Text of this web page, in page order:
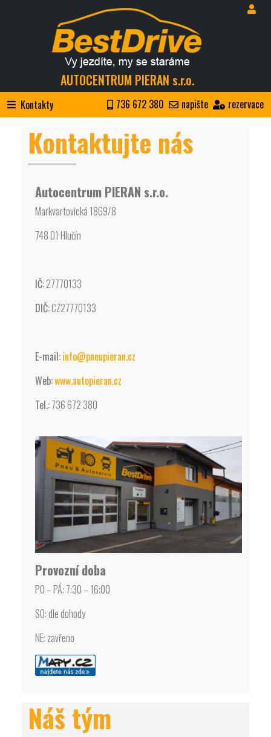
AUTOCENTRUM PIERAN s.r.o.
736 672 380 napište rezervace
Kontakty
Kontaktujte nás
Autocentrum PIERAN s.r.o.
Markvartovická 1869/8
748 01 Hlučín
IČ:27770133
DIČ:CZ27770133
E-mail:info@pneupieran.cz
Web:www.autopieran.cz
Tel.:736 672 380
Provozní doba
PO – PÁ: 7:30 – 16:00
SO: dle dohody
NE: zavřeno
Náš tým